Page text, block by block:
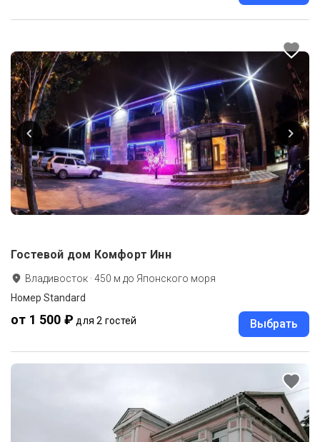
Гостевой дом Комфорт Инн
Владивосток ·450 м до Японского моря
Номер Standard
от 1 500 ₽ для 2 гостей Выбрать